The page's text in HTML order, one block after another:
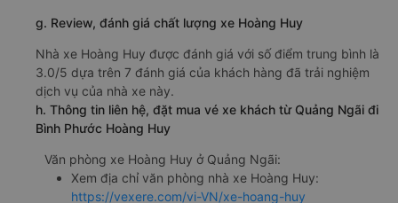
g. Review, đánh giá chất lượng xe Hoàng Huy
Nhà xe Hoàng Huy được đánh giá với số điểm trung bình là
3.0/5 dựa trên 7 đánh giá của khách hàng đã trải nghiệm
dịch vụ của nhà xe này.
h. Thông tin liên hệ, đặt mua vé xe khách từ Quảng Ngãi đi
Bình Phước Hoàng Huy
Văn phòng xe Hoàng Huy ở Quảng Ngãi:
Xem địa chỉ văn phòng nhà xe Hoàng Huy:
https://vexere.com/vi-VN/xe-hoang-huy